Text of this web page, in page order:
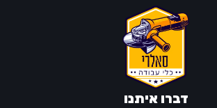
דברו איתנו